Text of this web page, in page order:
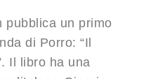
pubblica un primo
di Porro: “Il
Il libro ha una